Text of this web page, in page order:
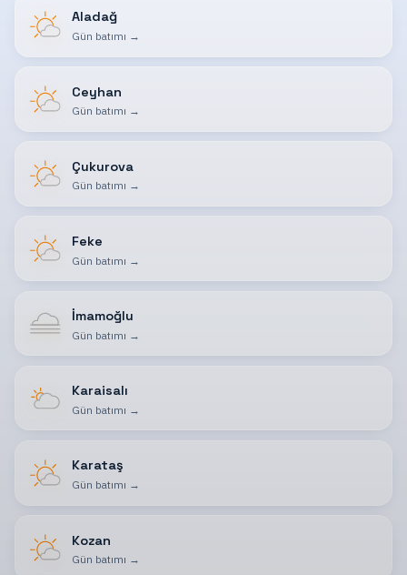
Aladağ
Gün batımı →
Ceyhan
Gün batımı →
Çukurova
Gün batımı →
Feke
Gün batımı →
İmamoğlu
Gün batımı →
Karaisalı
Gün batımı →
Karataş
Gün batımı →
Kozan
Gün batımı →